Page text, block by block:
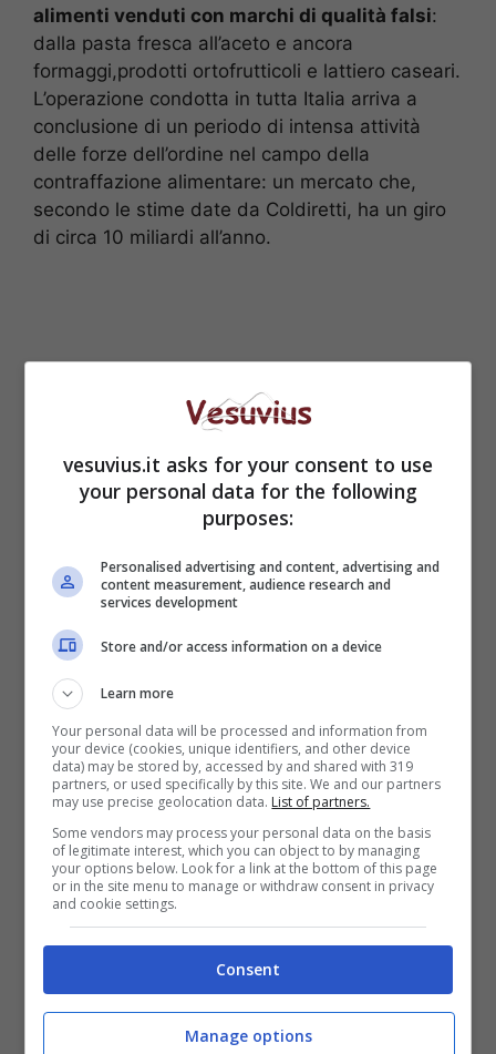
alimenti venduti con marchi di qualità falsi:
dalla pasta fresca all’aceto e ancora
formaggi,prodotti ortofrutticoli e lattiero caseari.
L’operazione condotta in tutta Italia arriva a
conclusione di un periodo di intensa attività
delle forze dell’ordine nel campo della
contraffazione alimentare: un mercato che,
secondo le stime date da Coldiretti, ha un giro
di circa 10 miliardi all’anno.
Già ad agosto c’erano state delle operazioni
simili che avevano portato al sequestro di
diversi alimenti venduti con marchi tipici falsi;
Carabinieri e con l’attivazione di una rete di
cooperazione internazionale fatta dall’Interpol è
stato possibile operareazioni di contrasto
anche nei confronti della contraffazione di
prodotti ‘Made in Italy’ compiuta all’estero
sono così venuti alla luce la produzione di falsi
vini italiani (a denominazione Barolo, Chianti,
Valpolicella, Montepulciano e Nero d’Avola)
realizzati in Gran Bretagna grazie ai ‘wine-kit’,
una serie di preparati solubili in acqua che il
consumatore straniero è portato poi a
vesuvius.it asks for your consent to use
your personal data for the following
purposes:
Personalised advertising and content, advertising and
content measurement, audience research and
services development
Store and/or access information on a device
Learn more
Your personal data will be processed and information from
your device (cookies, unique identifiers, and other device
data) may be stored by, accessed by and shared with 319
partners, or used specifically by this site. We and our partners
may use precise geolocation data. List of partners.
Some vendors may process your personal data on the basis
of legitimate interest, which you can object to by managing
your options below. Look for a link at the bottom of this page
or in the site menu to manage or withdraw consent in privacy
and cookie settings.
Consent
Manage options